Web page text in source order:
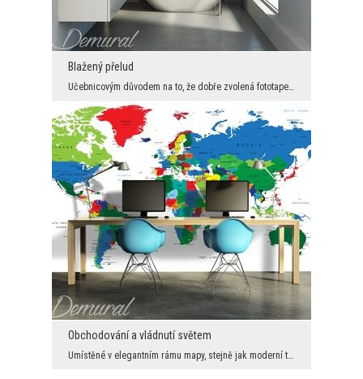
Blažený přelud
Učebnicovým důvodem na to, že dobře zvolená fototapeta vytváří ne jenom požadovanou atmosféru, al...
Obchodování a vládnutí světem
Umístěné v elegantním rámu mapy, stejně jak moderní tak i pokryté historickou sépií, už od dávnýc...